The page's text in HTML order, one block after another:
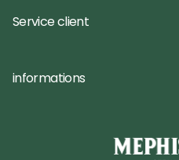
Service client
informations